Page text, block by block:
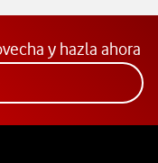
y hazla ahora
a la app Mi